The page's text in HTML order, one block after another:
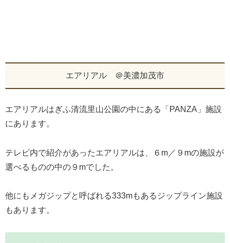
エアリアル ＠美濃加茂市
エアリアルはぎふ清流里山公園の中にある「PANZA」施設
にあります。
テレビ内で紹介があったエアリアルは、６m／９mの施設が
選べるものの中の９mでした。
他にもメガジップと呼ばれる333mもあるジップライン施設
もあります。